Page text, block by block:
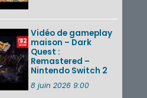
VOIR PLUS DE NEWS
Vidéo de gameplay
maison – Dark
Quest :
Remastered –
Nintendo Switch 2
8 juin 2026 9:00